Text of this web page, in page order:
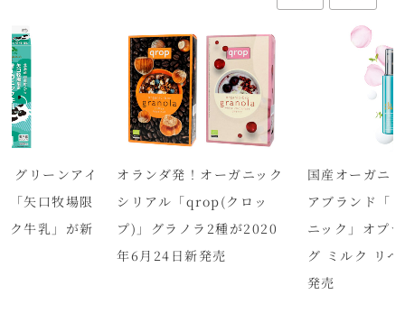
グリーンアイ
「矢口牧場限
ク牛乳」が新
オランダ発！オーガニック
シリアル「qrop(クロッ
プ)」グラノラ2種が2020
年6月24日新発売
国産オーガニ
アブランド「
ニック」オプ
グ ミルク リ
発売